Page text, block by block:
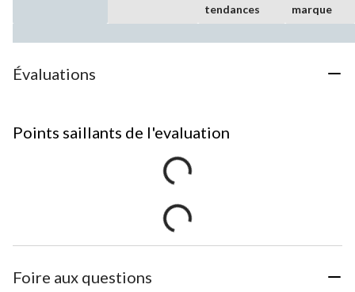
tendances marque
Évaluations
Points saillants de l'evaluation
Foire aux questions